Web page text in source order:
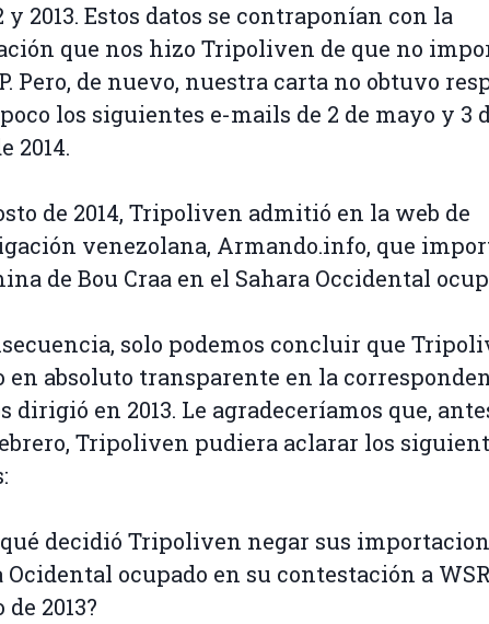
y 2013. Estos datos se contraponían con la
que nos hizo Tripoliven de que no
Pero, de nuevo, nuestra carta no obtuvo
los siguientes e-mails de 2 de mayo y 3
2014.
de 2014, Tripoliven admitió en la web de
venezolana, Armando.info, que
de Bou Craa en el Sahara Occidental
solo podemos concluir que
en absoluto transparente en la
dirigió en 2013. Le agradeceríamos que,
Tripoliven pudiera aclarar los
qué decidió Tripoliven negar sus
Ocidental ocupado en su contestación a
2013?